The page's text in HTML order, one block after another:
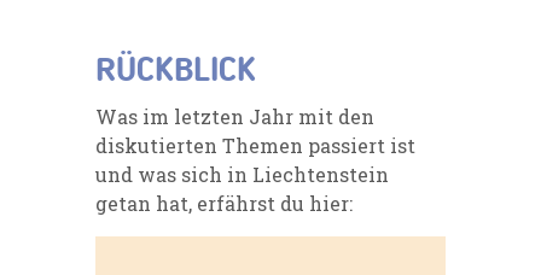
RÜCKBLICK
Was im letzten Jahr mit den
diskutierten Themen passiert ist
und was sich in Liechtenstein
getan hat, erfährst du hier: